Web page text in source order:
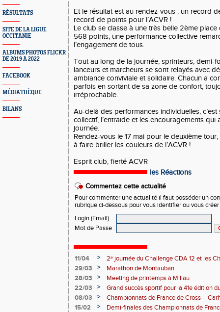
RÉSULTATS
SITE DE LA LIGUE
OCCITANIE
ALBUMS PHOTOS FLICKR
DE 2019 A 2022
FACEBOOK
MÉDIATHÈQUE
BILANS
Et le résultat est au rendez-vous : un record
record de points pour l’ACVR !
Le club se classe à une très belle 2ème
568 points, une performance collective
l’engagement de tous.
Tout au long de la journée, sprinteurs, demi-
lanceurs et marcheurs se sont relayés avec
ambiance conviviale et solidaire. Chacun a
parfois en sortant de sa zone de confort,
irréprochable.
Au-delà des performances individuelles,
collectif, l’entraide et les encouragements qui
journée.
Rendez-vous le 17 mai pour le deuxième
à faire briller les couleurs de l’ACVR !
Esprit club, fierté ACVR
les Réactions
Commentez cette actualité
Pour commenter une actualité il faut posséder un
rubrique ci-dessous pour vous identifier ou vous
Login (Email)
:
Mot de Passe :
11/04 >
2ᵉ journée du Challenge CDA 12 et les
29/03
>
Marathon de Montauban
28/03
>
Meeting de printemps à Millau
22/03
>
Grand succès sportif pour la 41e édition
malgré un problème côté randonnée
08/03 >
Championnats de France de Cross –
15/02
>
Demi-finales des Championnats de